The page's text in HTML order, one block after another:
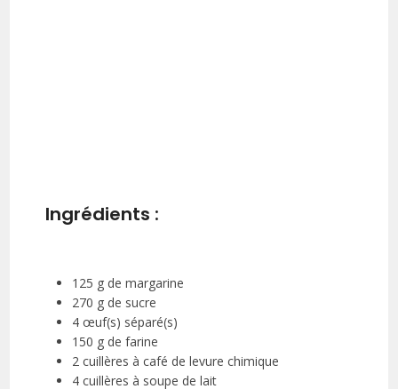
Ingrédients :
125 g de margarine
270 g de sucre
4 œuf(s) séparé(s)
150 g de farine
2 cuillères à café de levure chimique
4 cuillères à soupe de lait